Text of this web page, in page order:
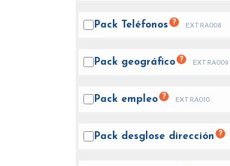
Pack Teléfonos ? EXTRA008
Pack geográfico ? EXTRA009
Pack empleo ? EXTRA010
Pack desglose dirección ?